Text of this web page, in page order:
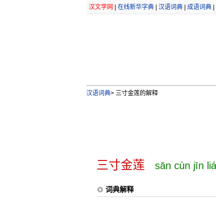
汉文学网 在线新华字典| 汉语词典| 成语词典|
汉语词典>三寸金莲的解释
三寸金莲 sān cùn jīn
词典解释